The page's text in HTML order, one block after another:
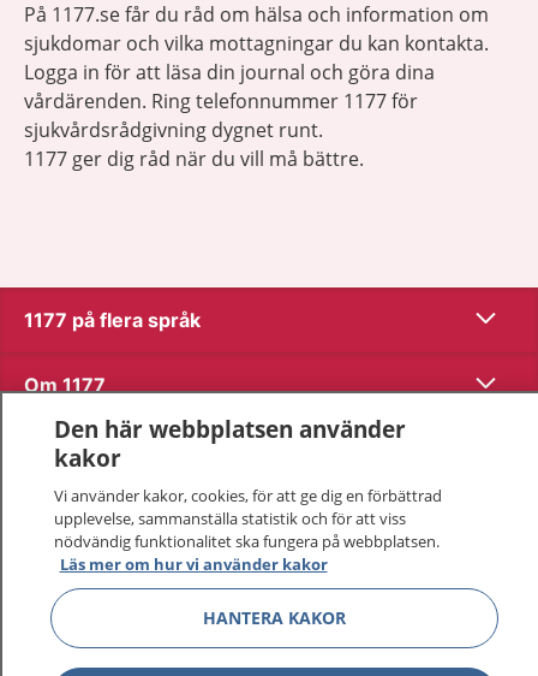
På 1177.se får du råd om hälsa och information om
sjukdomar och vilka mottagningar du kan kontakta.
Logga in för att läsa din journal och göra dina
vårdärenden. Ring telefonnummer 1177 för
sjukvårdsrådgivning dygnet runt.
1177 ger dig råd när du vill må bättre.
1177 på flera språk Visa
Om 1177 Visa
Kontakt
Behandling av personuppgifter
Hantering av kakor
Inställningar för kakor
Den här webbplatsen använder
kakor
Vi använder kakor, cookies, för att ge dig en förbättrad
upplevelse, sammanställa statistik och för att viss
nödvändig funktionalitet ska fungera på webbplatsen.
Läs mer om hur vi använder kakor
HANTERA KAKOR